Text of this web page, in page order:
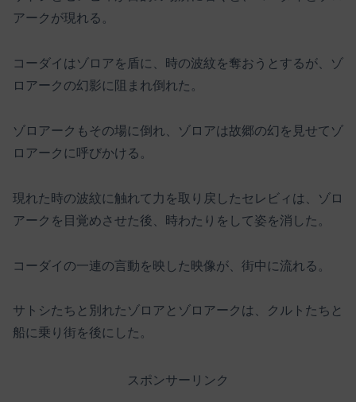
アークが現れる。
コーダイはゾロアを盾に、時の波紋を奪おうとするが、ゾ
ロアークの幻影に阻まれ倒れた。
ゾロアークもその場に倒れ、ゾロアは故郷の幻を見せてゾ
ロアークに呼びかける。
現れた時の波紋に触れて力を取り戻したセレビィは、ゾロ
アークを目覚めさせた後、時わたりをして姿を消した。
コーダイの一連の言動を映した映像が、街中に流れる。
サトシたちと別れたゾロアとゾロアークは、クルトたちと
船に乗り街を後にした。
スポンサーリンク